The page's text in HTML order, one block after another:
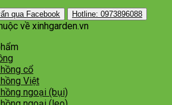
qua Facebook Hotline: 0973896088
về xinhgarden.vn
cổ
Việt
hồng ngoại (bụi)